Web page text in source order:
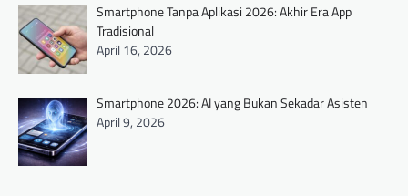
Smartphone Tanpa Aplikasi 2026: Akhir Era App
Tradisional
April 16, 2026
Smartphone 2026: AI yang Bukan Sekadar Asisten
April 9, 2026